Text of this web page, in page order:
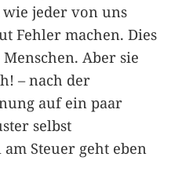
jeder von uns
Fehler machen. Dies
Aber sie
– nach der
auf ein paar
selbst
Steuer geht eben